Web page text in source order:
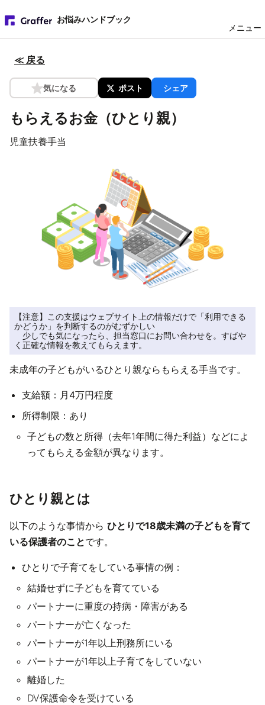
お悩みハンドブック
メニュー
≪ 戻る
気になる ポスト シェア
もらえるお金（ひとり親）
児童扶養手当
【注意】この支援はウェブサイト上の情報だけで「利用できる
かどうか」を判断するのがむずかしい
少しでも気になったら、担当窓口にお問い合わせを。すばや
く正確な情報を教えてもらえます。
未成年の子どもがいるひとり親ならもらえる手当です。
支給額：月4万円程度
所得制限：あり
子どもの数と所得（去年1年間に得た利益）などによ
ってもらえる金額が異なります。
ひとり親とは
以下のような事情から ひとりで18歳未満の子どもを育て
いる保護者のことです。
ひとりで子育てをしている事情の例：
結婚せずに子どもを育てている
パートナーに重度の持病・障害がある
パートナーが亡くなった
パートナーが1年以上刑務所にいる
パートナーが1年以上子育てをしていない
離婚した
DV保護命令を受けている